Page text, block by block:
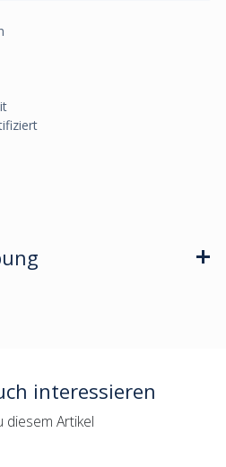
interessieren
Artikel